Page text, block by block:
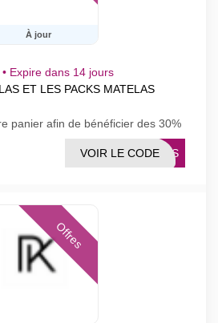
À jour
• Expire dans 14 jours
ET LES PACKS MATELAS
panier afin de bénéficier des 30%
-DOS
VOIR LE CODE
Offres